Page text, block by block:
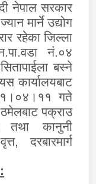
नेपाल सरकार
मार्ने उद्योग
रहेका जिल्ला
नं.०४
बस्ने
कार्यालयबाट
गते
पक्राउ
कानुनी
दरबारमार्ग